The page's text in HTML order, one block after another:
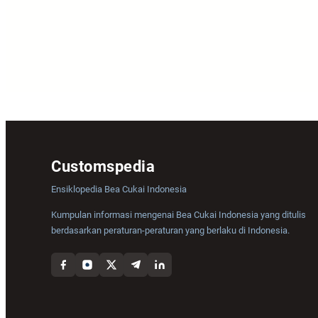
Customspedia
Ensiklopedia Bea Cukai Indonesia
Kumpulan informasi mengenai Bea Cukai Indonesia yang ditulis
berdasarkan peraturan-peraturan yang berlaku di Indonesia.